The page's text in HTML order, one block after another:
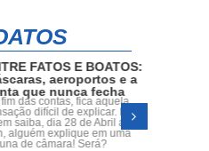
FATOS E BOATOS:
aeroportos e a
que nunca fecha
das contas, fica aquela
difícil de explicar. Mas
saiba, dia 28 de Abril ás
explique em uma
de câmara! Será?